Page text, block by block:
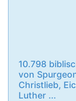
10.798
von
Christlieb,
Luther ...